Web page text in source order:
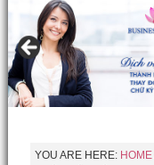
YOU ARE HERE: HOME